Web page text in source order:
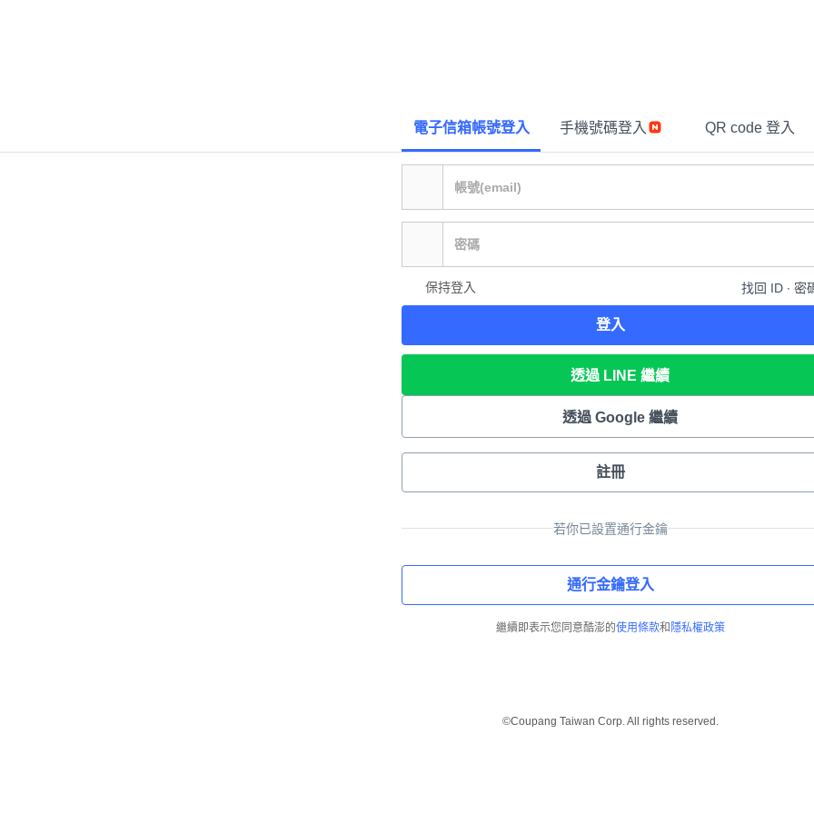
電子信箱帳號登入 手機號碼登入 QR code 登入
保持登入 找回 ID ∙ 密
登入
透過 LINE 繼續
透過 Google 繼續
註冊
若你已設置通行金鑰
通行金鑰登入
繼續即表示您同意酷澎的使用條款和 隱私權政策
©Coupang Taiwan Corp. All rights reserved.